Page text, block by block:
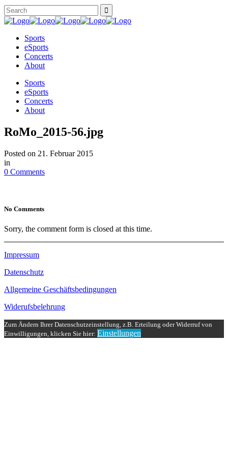
Sports
eSports
Concerts
About
Sports
eSports
Concerts
About
RoMo_2015-56.jpg
Posted on 21. Februar 2015
in
0 Comments
No Comments
Sorry, the comment form is closed at this time.
Impressum
Datenschutz
Allgemeine Geschäftsbedingungen
Widerufsbelehrung
Zum Ändern Ihrer Datenschutzeinstellung, z.B. Erteilung oder Widerruf von
Einwilligungen, klicken Sie hier: Einstellungen